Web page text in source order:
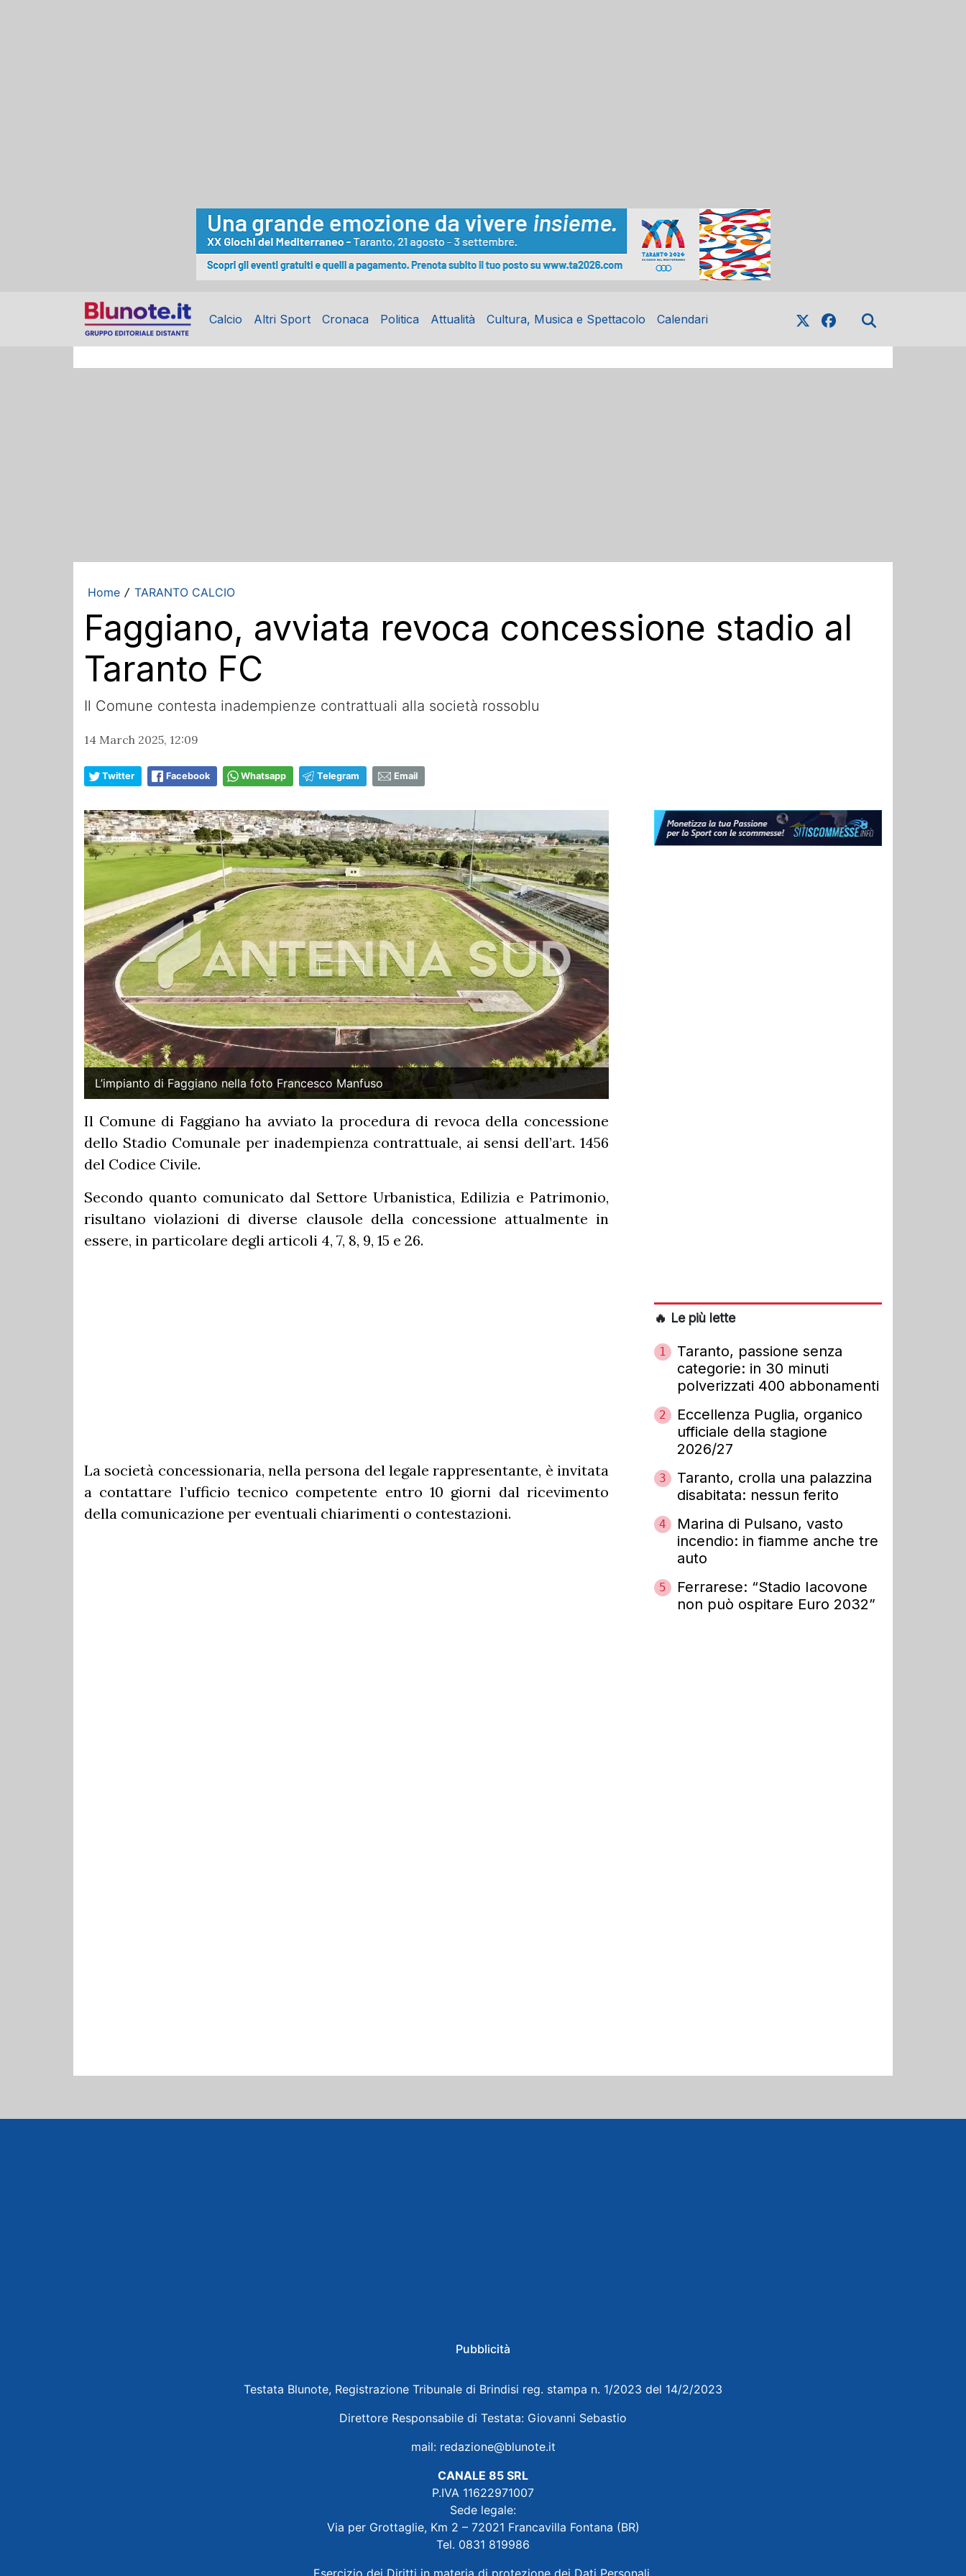
Calcio Altri Sport Cronaca Politica Attualità Cultura, Musica e Spettacolo Calendari
Home / TARANTO CALCIO
Faggiano, avviata revoca concessione stadio al
Taranto FC
Il Comune contesta inadempienze contrattuali alla società rossoblu
14 March 2025, 12:09
Twitter Facebook Whatsapp Telegram Email
L’impianto di Faggiano nella foto Francesco Manfuso
Il Comune di Faggiano ha avviato la procedura di revoca della concessione
dello Stadio Comunale per inadempienza contrattuale, ai sensi dell’art. 1456
del Codice Civile.
Secondo quanto comunicato dal Settore Urbanistica, Edilizia e Patrimonio,
risultano violazioni di diverse clausole della concessione attualmente in
essere, in particolare degli articoli 4, 7, 8, 9, 15 e 26.
La società concessionaria, nella persona del legale rappresentante, è invitata
a contattare l’ufficio tecnico competente entro 10 giorni dal ricevimento
della comunicazione per eventuali chiarimenti o contestazioni.
🔥 Le più lette
1
Taranto, passione senza
categorie: in 30 minuti
polverizzati 400 abbonamenti
2
Eccellenza Puglia, organico
ufficiale della stagione
2026/27
3
Taranto, crolla una palazzina
disabitata: nessun ferito
4
Marina di Pulsano, vasto
incendio: in fiamme anche tre
auto
5
Ferrarese: “Stadio Iacovone
non può ospitare Euro 2032”
Pubblicità
Testata Blunote, Registrazione Tribunale di Brindisi reg. stampa n. 1/2023 del 14/2/2023
Direttore Responsabile di Testata: Giovanni Sebastio
mail: redazione@blunote.it
CANALE 85 SRL
P.IVA 11622971007
Sede legale:
Via per Grottaglie, Km 2 – 72021 Francavilla Fontana (BR)
Tel. 0831 819986
Esercizio dei Diritti in materia di protezione dei Dati Personali